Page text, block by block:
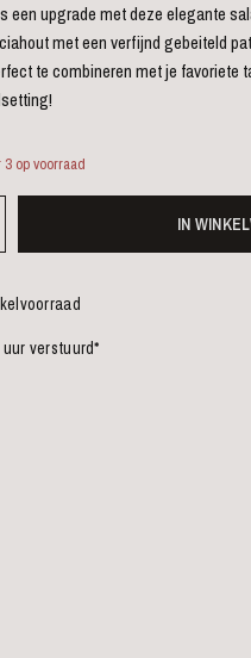
een upgrade met deze elegante
met een verfijnd gebeiteld
te combineren met je favoriete
op voorraad
IN
verstuurd*